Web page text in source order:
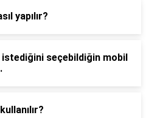
yapılır?
istediğini seçebildiğin mobil